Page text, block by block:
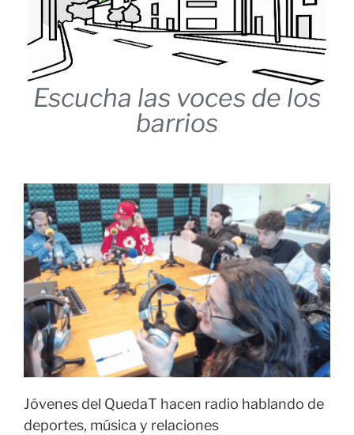
Escucha las voces de los
barrios
Jóvenes del QuedaT hacen radio hablando de
deportes, música y relaciones